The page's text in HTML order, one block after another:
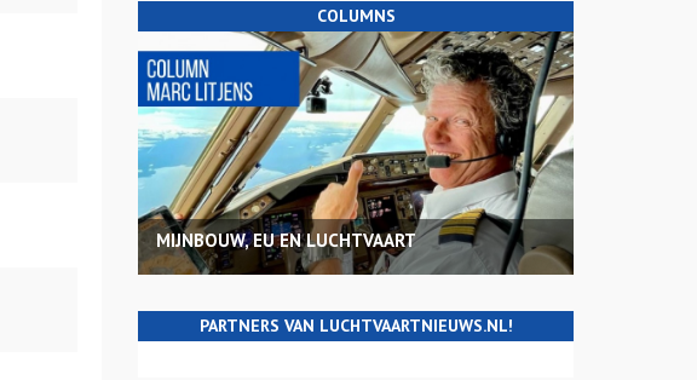
COLUMNS
MIJNBOUW, EU EN LUCHTVAART
PARTNERS VAN LUCHTVAARTNIEUWS.NL!